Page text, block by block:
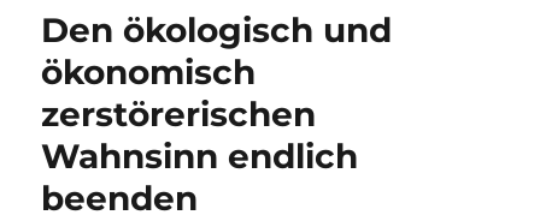
Den ökologisch und
ökonomisch
zerstörerischen
Wahnsinn endlich
beenden